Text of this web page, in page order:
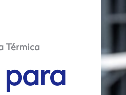
Térmica
para